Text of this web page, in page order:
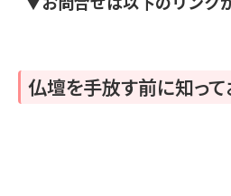
仏壇を手放す前に知っ